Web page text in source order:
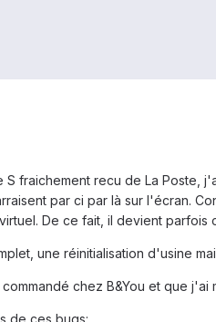
S fraichement recu de La Poste,
par ci par là sur l'écran.
De ce fait, il devient
une réinitialisation d'usine
chez B&You et que